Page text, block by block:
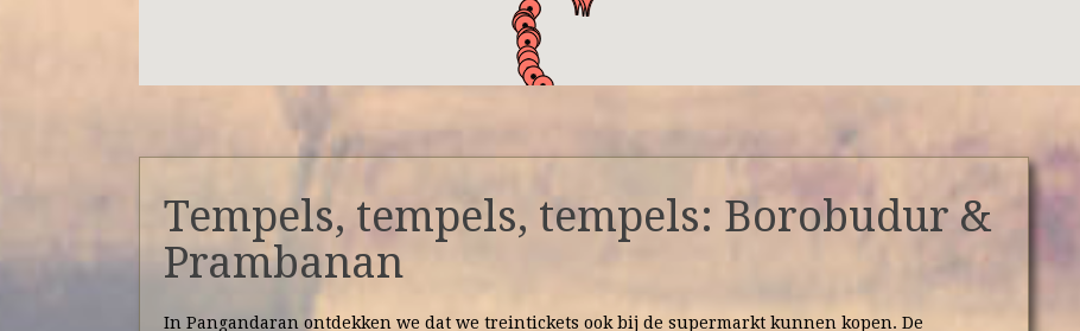
Tempels, tempels, tempels: Borobudur &
Prambanan
In Pangandaran ontdekken we dat we treintickets ook bij de supermarkt kunnen kopen. De